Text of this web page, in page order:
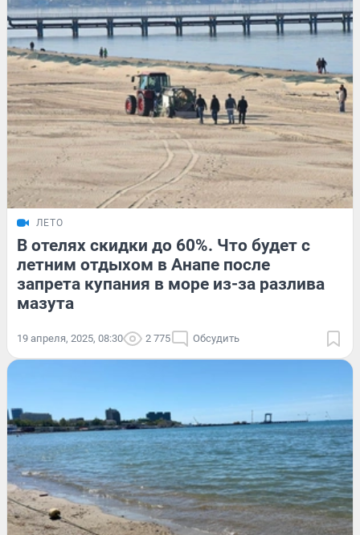
ЛЕТО
В отелях скидки до 60%. Что будет с
летним отдыхом в Анапе после
запрета купания в море из-за разлива
мазута
19 апреля, 2025, 08:30 2 775 Обсудить